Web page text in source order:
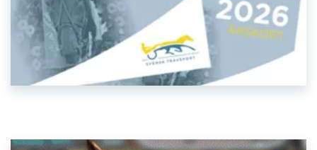
Gävletravet 260805 Lopp 1
Gävletravet 260805 kval och
Gävletravet 260805 montékval